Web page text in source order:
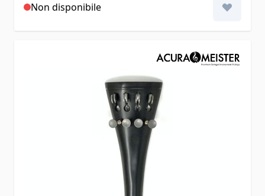
Non disponibile